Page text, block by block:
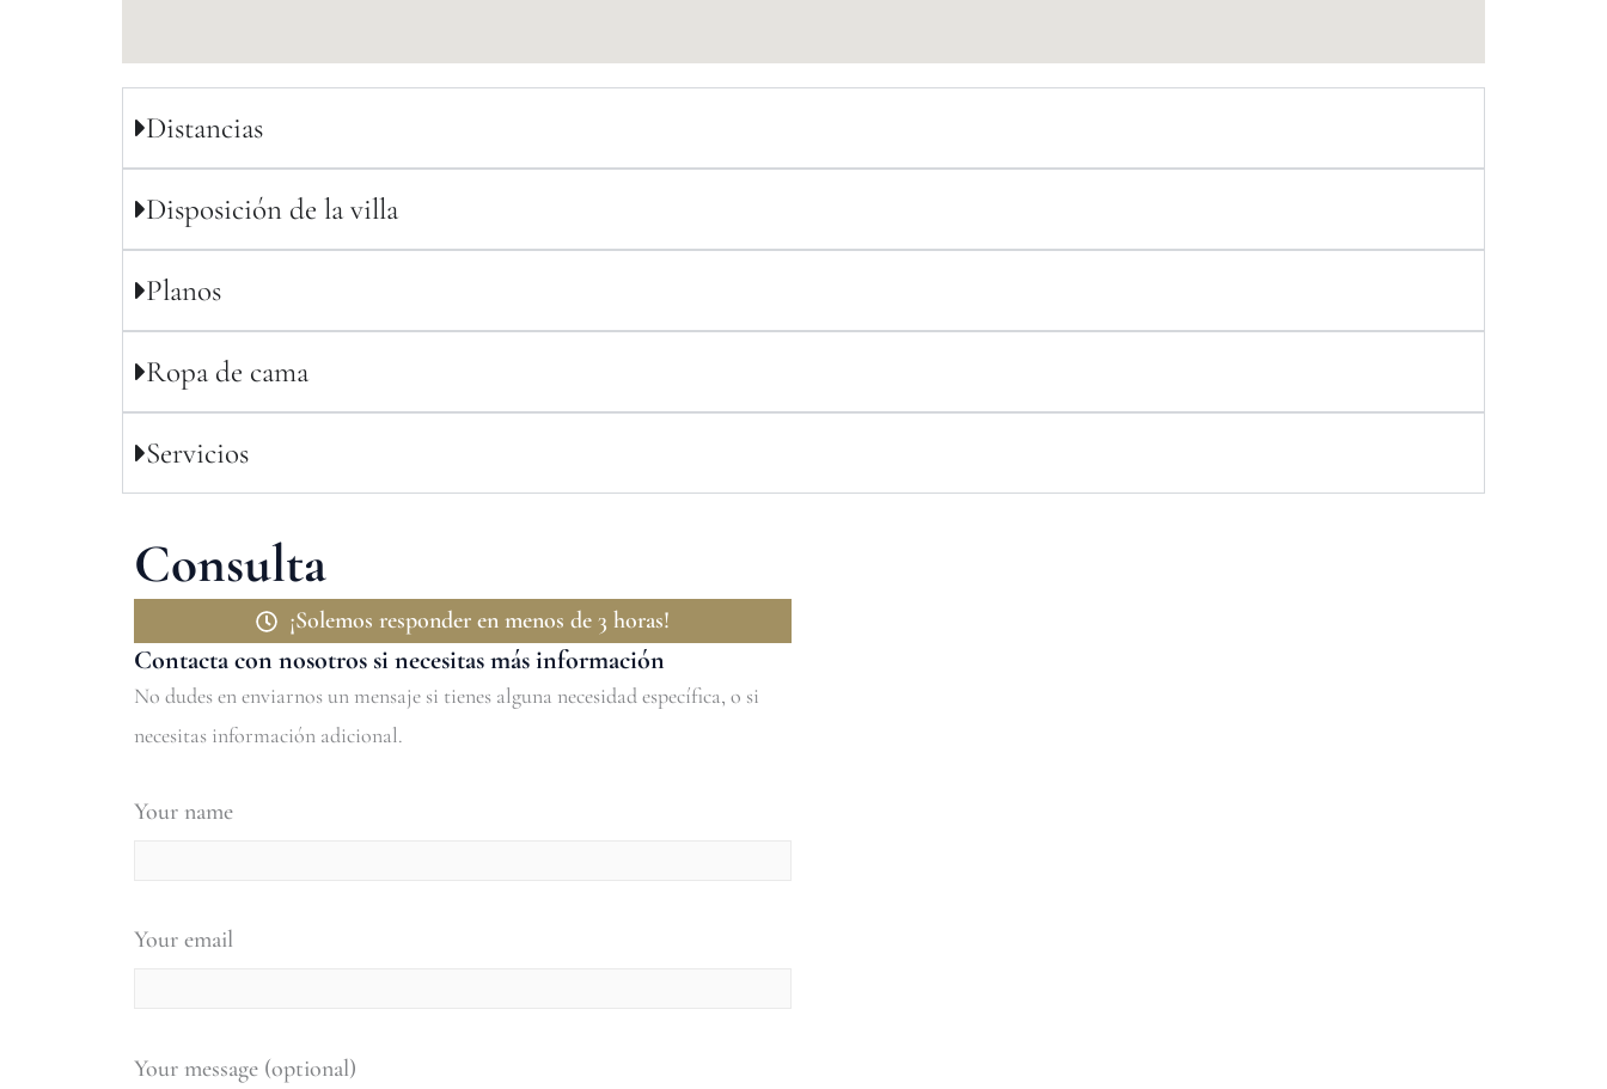
Distancias
Disposición de la villa
Planos
Ropa de cama
Servicios
Consulta
¡Solemos responder en menos de 3 horas!
Contacta con nosotros si necesitas más información
No dudes en enviarnos un mensaje si tienes alguna necesidad específica, o si
necesitas información adicional.
Your name
Your email
Your message (optional)